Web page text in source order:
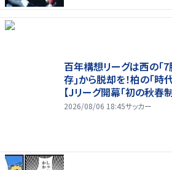
百年構想リーグは西の｢
存｣から脱却を！柏の｢時
【Jリーグ開幕｢初の秋春
2026/08/06 18:45サッカー